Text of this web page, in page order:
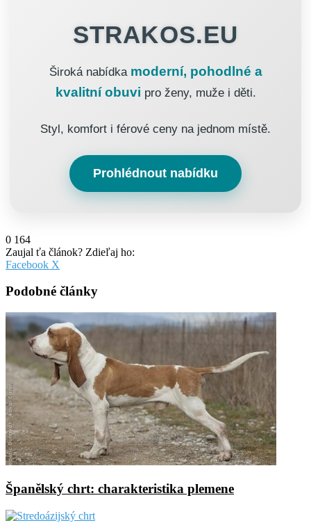
STRAKOS.EU
Široká nabídka moderní, pohodlné a
kvalitní obuvi pro ženy, muže i děti.
Styl, komfort i férové ceny na jednom místě.
Prohlédnout nabídku
0 164
Zaujal ťa článok? Zdieľaj ho:
Facebook X
Email
Podobné články
Španělský chrt: charakteristika plemene